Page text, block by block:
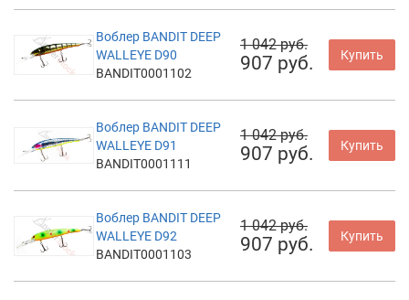
Воблер BANDIT DEEP
WALLEYE D90
BANDIT0001102
1 042 руб.
907 руб. Купить
Воблер BANDIT DEEP
WALLEYE D91
BANDIT0001111
1 042 руб.
907 руб. Купить
Воблер BANDIT DEEP
WALLEYE D92
BANDIT0001103
1 042 руб.
907 руб. Купить